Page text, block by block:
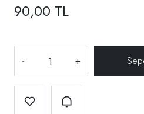
90,00 TL
- +